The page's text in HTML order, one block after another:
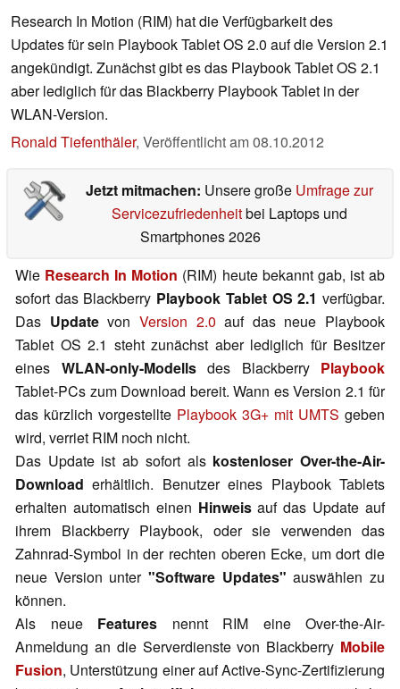
Research In Motion (RIM) hat die Verfügbarkeit des
Updates für sein Playbook Tablet OS 2.0 auf die Version 2.1
angekündigt. Zunächst gibt es das Playbook Tablet OS 2.1
aber lediglich für das Blackberry Playbook Tablet in der
WLAN-Version.
Ronald Tiefenthäler, Veröffentlicht am08.10.2012
Jetzt mitmachen: Unsere große Umfrage zur
Servicezufriedenheitbei Laptops und
Smartphones 2026
Wie Research In Motion (RIM) heute bekannt gab, ist ab
sofort das Blackberry Playbook Tablet OS 2.1 verfügbar.
Das Updatevon Version 2.0 auf das neue Playbook
Tablet OS 2.1 steht zunächst aber lediglich für Besitzer
eines WLAN-only-Modellsdes Blackberry Playbook
Tablet-PCs zum Download bereit. Wann es Version 2.1 für
das kürzlich vorgestellte Playbook 3G+ mit UMTS geben
wird, verriet RIM noch nicht.
Das Update ist ab sofort als kostenloser Over-the-Air-
Download erhältlich. Benutzer eines Playbook Tablets
erhalten automatisch einen Hinweisauf das Update auf
ihrem Blackberry Playbook, oder sie verwenden das
Zahnrad-Symbol in der rechten oberen Ecke, um dort die
neue Version unter "Software Updates" auswählen zu
können.
Als neue Features nennt RIM eine Over-the-Air-
Anmeldung an die Serverdienste von Blackberry Mobile
Fusion, Unterstützung einer auf Active-Sync-Zertifizierung